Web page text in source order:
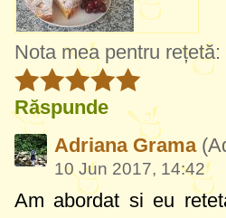
Nota mea pentru rețetă:
Răspunde
Adriana Grama
10 Jun 2017, 14:42
Am abordat si eu